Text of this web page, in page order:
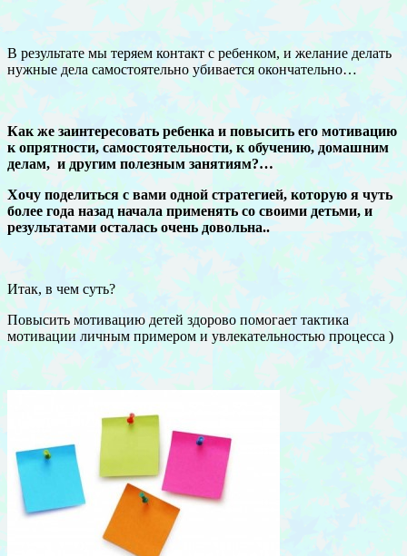
В результате мы теряем контакт с ребенком, и желание делать
нужные дела самостоятельно убивается окончательно…
Как же заинтересовать ребенка и повысить его мотивацию
к опрятности, самостоятельности, к обучению, домашним
делам, и другим полезным занятиям?…
Хочу поделиться с вами одной стратегией, которую я чуть
более года назад начала применять со своими детьми, и
результатами осталась очень довольна..
Итак, в чем суть?
Повысить мотивацию детей здорово помогает тактика
мотивации личным примером и увлекательностью процесса )